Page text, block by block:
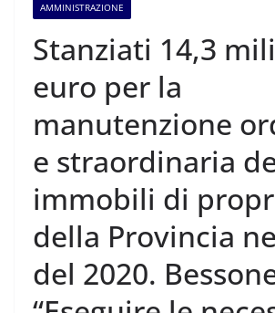
AMMINISTRAZIONE
Stanziati 14,3
euro per la
manutenzione
e straordinaria
immobili di
della Provincia
del 2020.